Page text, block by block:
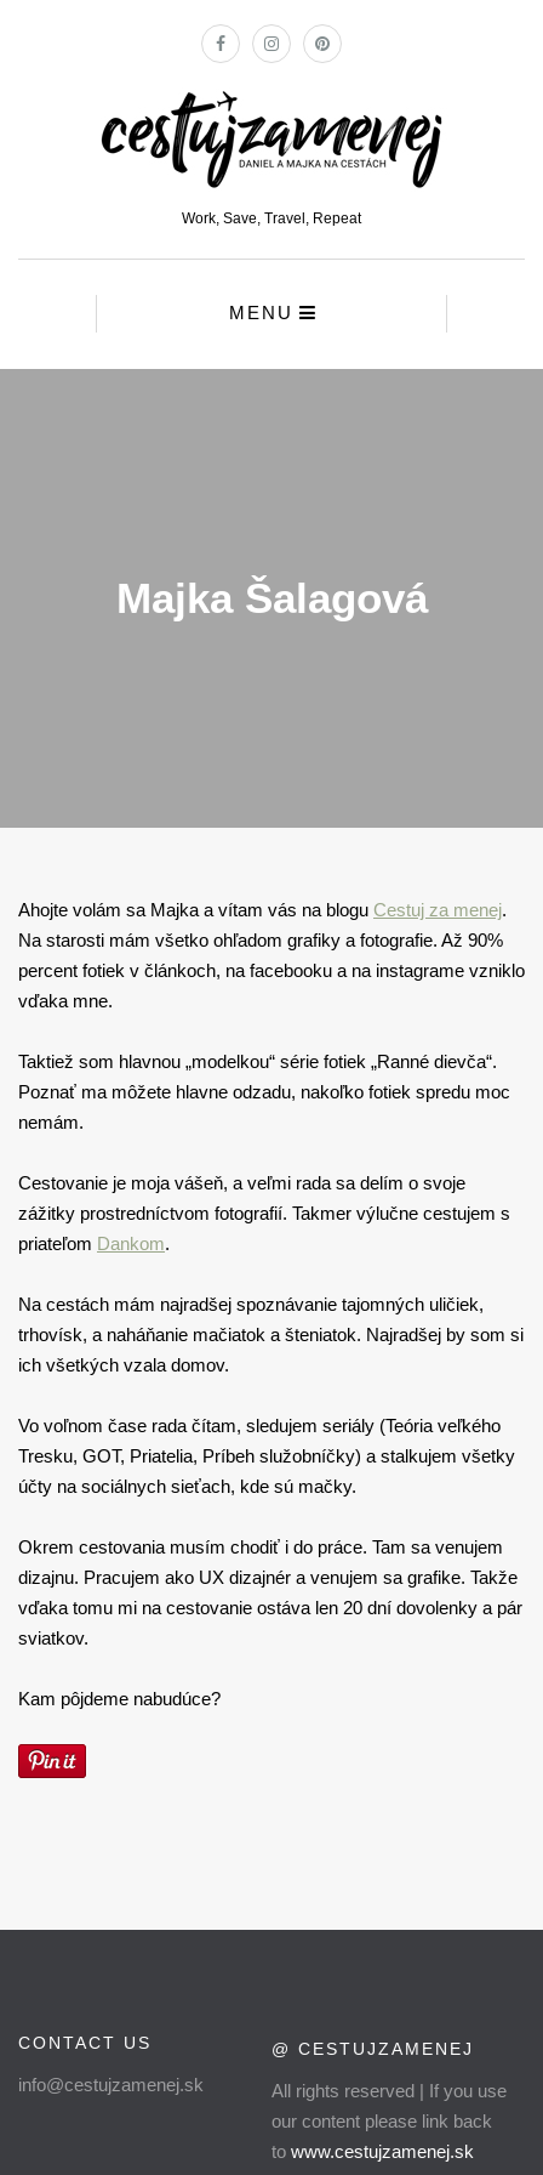
Work, Save, Travel, Repeat
MENU
Majka Šalagová
Ahojte volám sa Majka a vítam vás na blogu Cestuj za menej.
Na starosti mám všetko ohľadom grafiky a fotografie. Až 90%
percent fotiek v článkoch, na facebooku a na instagrame vzniklo
vďaka mne.
Taktiež som hlavnou „modelkou“ série fotiek „Ranné dievča“.
Poznať ma môžete hlavne odzadu, nakoľko fotiek spredu moc
nemám.
Cestovanie je moja vášeň, a veľmi rada sa delím o svoje
zážitky prostredníctvom fotografií. Takmer výlučne cestujem s
priateľom Dankom.
Na cestách mám najradšej spoznávanie tajomných uličiek,
trhovísk, a naháňanie mačiatok a šteniatok. Najradšej by som si
ich všetkých vzala domov.
Vo voľnom čase rada čítam, sledujem seriály (Teória veľkého
Tresku, GOT, Priatelia, Príbeh služobníčky) a stalkujem všetky
účty na sociálnych sieťach, kde sú mačky.
Okrem cestovania musím chodiť i do práce. Tam sa venujem
dizajnu. Pracujem ako UX dizajnér a venujem sa grafike. Takže
vďaka tomu mi na cestovanie ostáva len 20 dní dovolenky a pár
sviatkov.
Kam pôjdeme nabudúce?
CONTACT US
info@cestujzamenej.sk
@ CESTUJZAMENEJ
All rights reserved | If you use
our content please link back
to www.cestujzamenej.sk